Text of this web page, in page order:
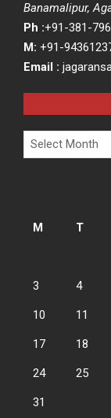
Banamalipur,
Ph :+91-381-
M: +91-
Email :
Archives
M
T
3 4
10 11
17 18
24 25
31